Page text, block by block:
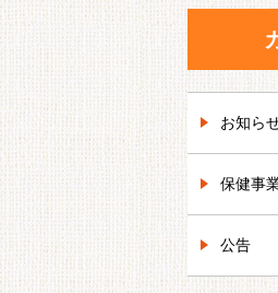
お知ら
保健事
公告